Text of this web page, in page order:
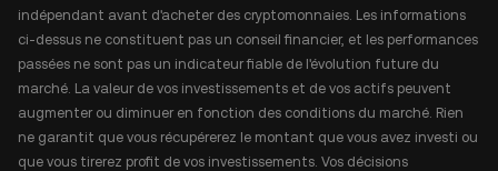
indépendant avant d'acheter des cryptomonnaies. Les informations
ci-dessus ne constituent pas un conseil financier, et les performances
passées ne sont pas un indicateur fiable de l'évolution future du
marché. La valeur de vos investissements et de vos actifs peuvent
augmenter ou diminuer en fonction des conditions du marché. Rien
ne garantit que vous récupérerez le montant que vous avez investi ou
que vous tirerez profit de vos investissements. Vos décisions